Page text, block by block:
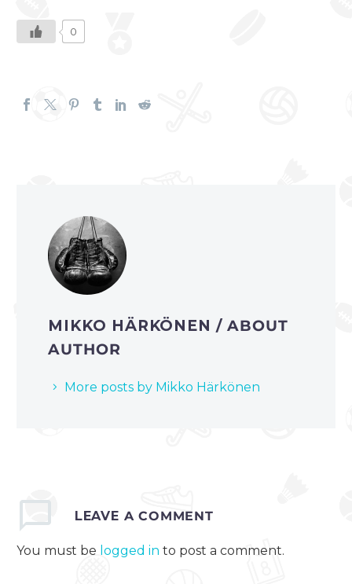
0
MIKKO HÄRKÖNEN/ ABOUT
AUTHOR
More posts by Mikko Härkönen
LEAVE A COMMENT
You must be logged in to post a comment.